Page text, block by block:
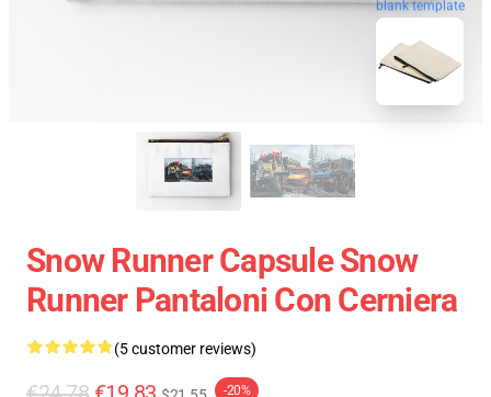
blank template
Snow Runner Capsule Snow
Runner Pantaloni Con Cerniera
(5 customer reviews)
-20%